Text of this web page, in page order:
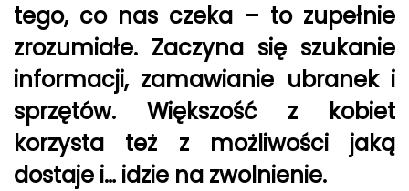
tego, co nas czeka – to zupełnie
zrozumiałe. Zaczyna się szukanie
informacji, zamawianie ubranek i
sprzętów. Większość z kobiet
korzysta też z możliwości jaką
dostaje i… idzie na zwolnienie.